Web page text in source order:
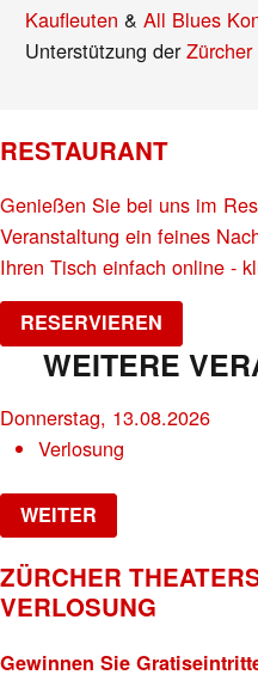
Kaufleuten &All Blues
Unterstützung der
RESTAURANT
Genießen Sie bei uns im
Veranstaltung ein feines
Ihren Tisch einfach online -
RESERVIEREN
WEITERE
Donnerstag, 13.08.2026
Verlosung
WEITER
ZÜRCHER
VERLOSUNG
Gewinnen Sie